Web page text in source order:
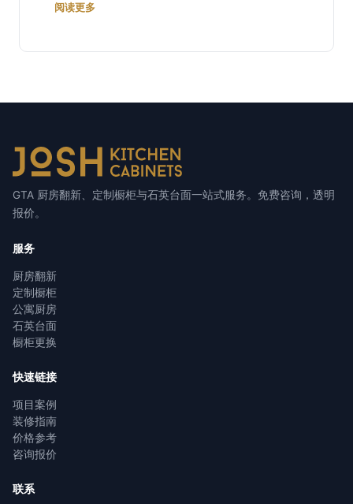
阅读更多
GTA 厨房翻新、定制橱柜与石英台面一站式服务。免费咨询，透明
报价。
服务
厨房翻新
定制橱柜
公寓厨房
石英台面
橱柜更换
快速链接
项目案例
装修指南
价格参考
咨询报价
联系